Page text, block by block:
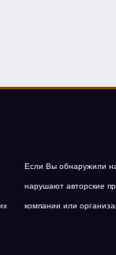
Если Вы обнаружили
нарушают авторские
компании или